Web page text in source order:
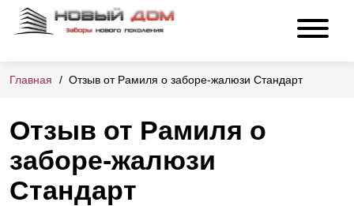
Главная Отзыв от Рамиля о заборе-жалюзи Стандарт
Отзыв от Рамиля о
заборе-жалюзи
Стандарт